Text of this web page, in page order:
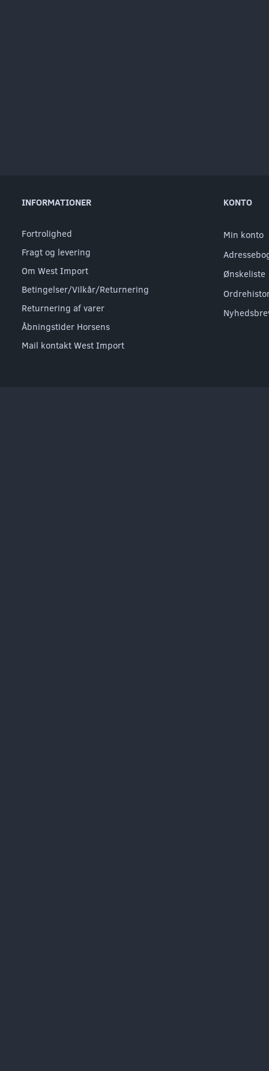
INFORMATIONER
Fortrolighed
Fragt og levering
Om West Import
Betingelser/Vilkår/Returnering
Returnering af varer
Åbningstider Horsens
Mail kontakt West Import
KONTO
Min konto
Ønskeliste